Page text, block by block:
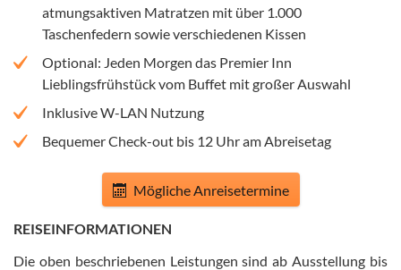
atmungsaktiven Matratzen mit über 1.000
Taschenfedern sowie verschiedenen Kissen
Optional: Jeden Morgen das Premier Inn
Lieblingsfrühstück vom Buffet mit großer Auswahl
Inklusive W-LAN Nutzung
Bequemer Check-out bis 12 Uhr am Abreisetag
Mögliche Anreisetermine
REISEINFORMATIONEN
Die oben beschriebenen Leistungen sind ab Ausstellung bis